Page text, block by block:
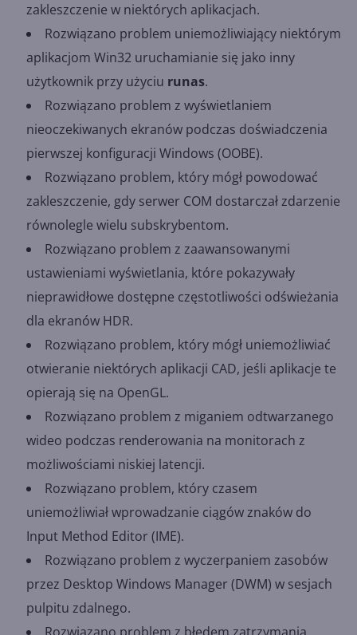
zakleszczenie w niektórych aplikacjach.
Rozwiązano problem uniemożliwiający niektórym
aplikacjom Win32 uruchamianie się jako inny
użytkownik przy użyciu runas.
Rozwiązano problem z wyświetlaniem
nieoczekiwanych ekranów podczas doświadczenia
pierwszej konfiguracji Windows (OOBE).
Rozwiązano problem, który mógł powodować
zakleszczenie, gdy serwer COM dostarczał zdarzenie
równolegle wielu subskrybentom.
Rozwiązano problem z zaawansowanymi
ustawieniami wyświetlania, które pokazywały
nieprawidłowe dostępne częstotliwości odświeżania
dla ekranów HDR.
Rozwiązano problem, który mógł uniemożliwiać
otwieranie niektórych aplikacji CAD, jeśli aplikacje te
opierają się na OpenGL.
Rozwiązano problem z miganiem odtwarzanego
wideo podczas renderowania na monitorach z
możliwościami niskiej latencji.
Rozwiązano problem, który czasem
uniemożliwiał wprowadzanie ciągów znaków do
Input Method Editor (IME).
Rozwiązano problem z wyczerpaniem zasobów
przez Desktop Windows Manager (DWM) w sesjach
pulpitu zdalnego.